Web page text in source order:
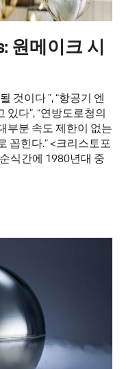
원메이크 시
것이다 ”, “항공기 엔
다”, “연방도로청의
부분 속도 제한이 없는
꼽힌다.” <크리스토포
식간에 1980년대 중